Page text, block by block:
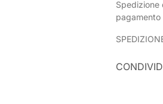
Spedizione
pagamento